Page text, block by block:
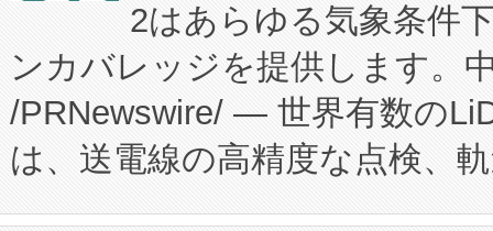
のアクセスを大幅に拡大する
Fully-Connected Continuous
プログラムには、施設設計・
に関する技術移転および知的
構造化トレーニングカリキュ
ードするVoltaiqは、日本にあ
ーエネルギー貯蔵システム（
た。 Voltaiq独自のAI搭載プラ
定、統合、導入、運用に至る
安全性を追跡し、確保する事
2はあらゆる気象条件
ンカバレッジを提供します。
/PRNewswire/ — 世界有数の
は、送電線の高精度な点検、
や穀物倉庫におけるバルク材